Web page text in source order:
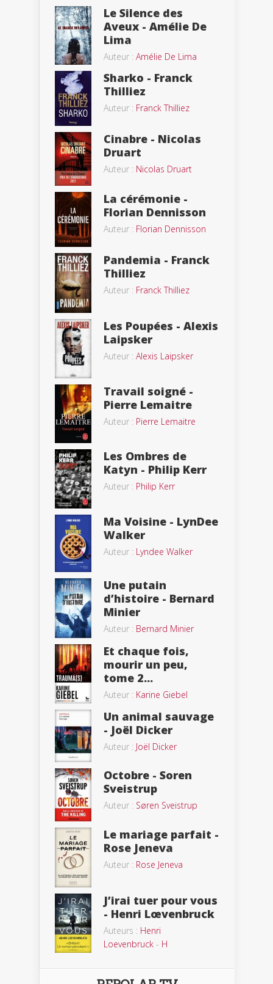
Le Silence des
Aveux - Amélie De
Lima
Auteur : Amélie De Lima
Sharko - Franck
Thilliez
Auteur : Franck Thilliez
Cinabre - Nicolas
Druart
Auteur : Nicolas Druart
La cérémonie -
Florian Dennisson
Auteur : Florian Dennisson
Pandemia - Franck
Thilliez
Auteur : Franck Thilliez
Les Poupées - Alexis
Laipsker
Auteur : Alexis Laipsker
Travail soigné -
Pierre Lemaitre
Auteur : Pierre Lemaitre
Les Ombres de
Katyn - Philip Kerr
Auteur : Philip Kerr
Ma Voisine - LynDee
Walker
Auteur : Lyndee Walker
Une putain
d’histoire - Bernard
Minier
Auteur : Bernard Minier
Et chaque fois,
mourir un peu,
tome 2...
Auteur : Karine Giebel
Un animal sauvage
- Joël Dicker
Auteur : Joël Dicker
Octobre - Soren
Sveistrup
Auteur : Søren Sveistrup
Le mariage parfait -
Rose Jeneva
Auteur : Rose Jeneva
J’irai tuer pour vous
- Henri Lœvenbruck
Auteurs : Henri
Loevenbruck - H